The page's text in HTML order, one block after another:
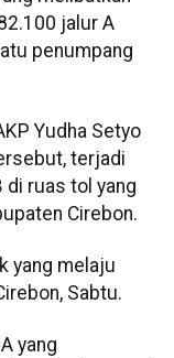
jalur A
penumpang
Yudha Setyo
terjadi
di ruas tol yang
Cirebon.
yang melaju
Sabtu.
yang